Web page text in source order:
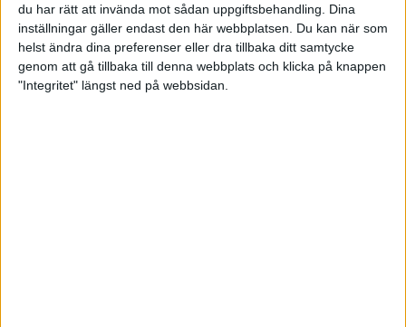
du har rätt att invända mot sådan uppgiftsbehandling. Dina
inställningar gäller endast den här webbplatsen. Du kan när som
helst ändra dina preferenser eller dra tillbaka ditt samtycke
genom att gå tillbaka till denna webbplats och klicka på knappen
"Integritet" längst ned på webbsidan.
Linus Wirén 10 maj 2026 13:00
Sponsorer och samarbetspartners